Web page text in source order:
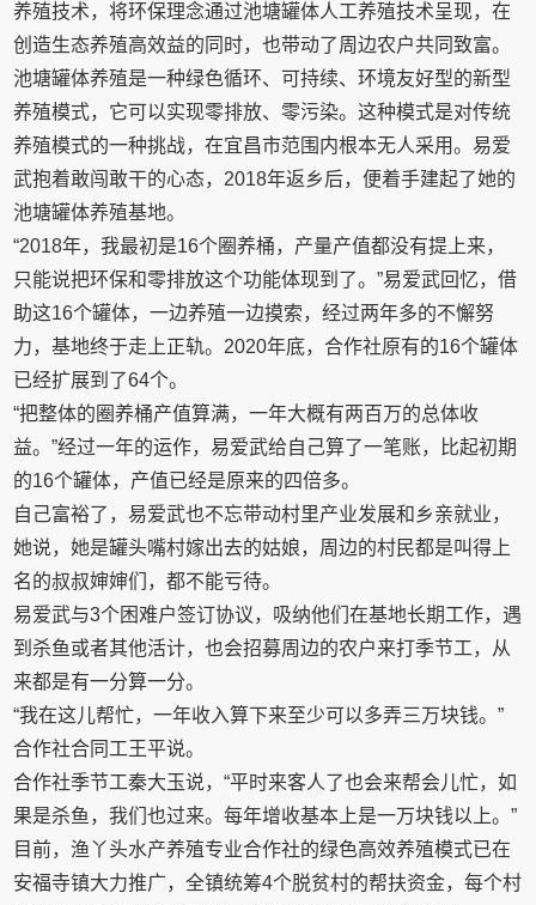
养殖技术，将环保理念通过池塘罐体人工养殖技术呈现，在
创造生态养殖高效益的同时，也带动了周边农户共同致富。
池塘罐体养殖是一种绿色循环、可持续、环境友好型的新型
养殖模式，它可以实现零排放、零污染。这种模式是对传统
养殖模式的一种挑战，在宜昌市范围内根本无人采用。易爱
武抱着敢闯敢干的心态，2018年返乡后，便着手建起了她的
池塘罐体养殖基地。
“2018年，我最初是16个圈养桶，产量产值都没有提上来，
只能说把环保和零排放这个功能体现到了。”易爱武回忆，借
助这16个罐体，一边养殖一边摸索，经过两年多的不懈努
力，基地终于走上正轨。2020年底，合作社原有的16个罐体
已经扩展到了64个。
“把整体的圈养桶产值算满，一年大概有两百万的总体收
益。”经过一年的运作，易爱武给自己算了一笔账，比起初期
的16个罐体，产值已经是原来的四倍多。
自己富裕了，易爱武也不忘带动村里产业发展和乡亲就业，
她说，她是罐头嘴村嫁出去的姑娘，周边的村民都是叫得上
名的叔叔婶婶们，都不能亏待。
易爱武与3个困难户签订协议，吸纳他们在基地长期工作，遇
到杀鱼或者其他活计，也会招募周边的农户来打季节工，从
来都是有一分算一分。
“我在这儿帮忙，一年收入算下来至少可以多弄三万块钱。”
合作社合同工王平说。
合作社季节工秦大玉说，“平时来客人了也会来帮会儿忙，如
果是杀鱼，我们也过来。每年增收基本上是一万块钱以上。”
目前，渔丫头水产养殖专业合作社的绿色高效养殖模式已在
安福寺镇大力推广，全镇统筹4个脱贫村的帮扶资金，每个村